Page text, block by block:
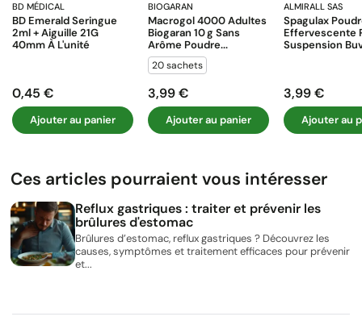
BD MÉDICAL
BD Emerald Seringue
2ml + Aiguille 21G
40mm À L'unité
Prix
0,45 €
Ajouter au panier
BIOGARAN
Macrogol 4000 Adultes
Biogaran 10 G Sans
Arôme Poudre...
20 sachets
Prix
3,99 €
Ajouter au panier
ALMIRALL SAS
Spagulax
Effervescente
Suspension
Prix
3,99 €
Ajouter au
Ces articles pourraient vous intéresser
Reflux gastriques : traiter et prévenir les
brûlures d'estomac
Brûlures d’estomac, reflux gastriques ? Découvrez les
causes, symptômes et traitement efficaces pour prévenir
et...